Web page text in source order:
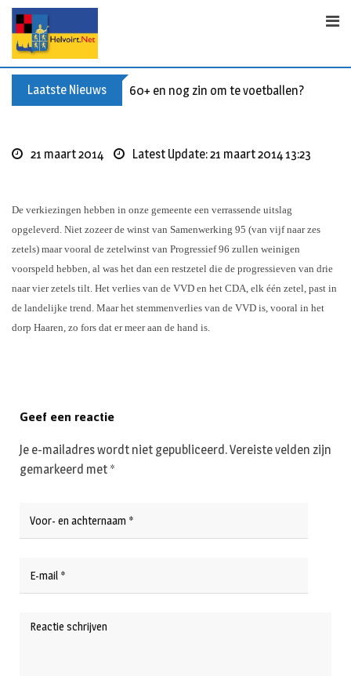
Skip
content
Laatste Nieuws 60+ en nog zin om te voetballen? Kom
21 maart 2014 Latest Update: 21 maart 2014 13:23
De verkiezingen hebben in onze gemeente een verrassende uitslag
opgeleverd. Niet zozeer de winst van Samenwerking 95 (van vijf naar zes
zetels) maar vooral de zetelwinst van Progressief 96 zullen weinigen
voorspeld hebben, al was het dan een restzetel die de progressieven van drie
naar vier zetels tilt. Het verlies van de VVD en het CDA, elk één zetel, past in
de landelijke trend. Maar het stemmenverlies van de VVD is, vooral in het
dorp Haaren, zo fors dat er meer aan de hand is.
Geef een reactie
Je e-mailadres wordt niet gepubliceerd.Vereiste velden zijn
gemarkeerd met *